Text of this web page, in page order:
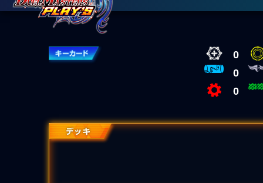
0
0
0